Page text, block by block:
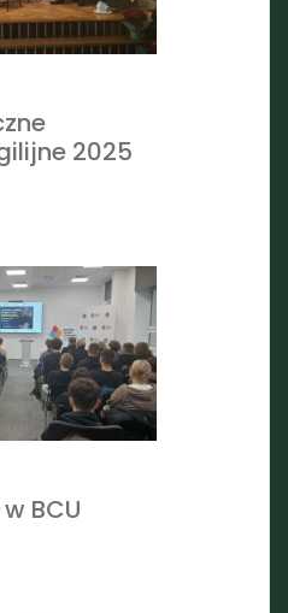
2025
BCU